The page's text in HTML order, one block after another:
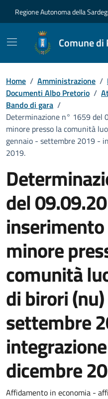
Regione Autonoma della
Comune di
Home / Amministrazione /
Documenti Albo Pretorio /
Bando di gara /
Determinazione n° 1659 del
minore presso la comunità
gennaio - settembre 2019 -
2019.
del
minore
comunità
di birori
settembre
dicembre
Dettaglio del documento
Affidamento in economia -